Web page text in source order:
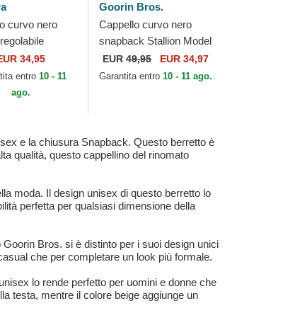
curvo nero
Leo Velour
dei New York
MLB di New...
34,95
entro 10 - 11
ago.
Goorin Bros.
Cappello curvo nero
snapback Stallion Model
No. 5741110N Rodeo
The Farm Goorin Bros.
EUR 49,95 EUR 34,97
Garantita entro 10 - 11 ago.
e la chiusura Snapback. Questo berretto è
qualità, questo cappellino del rinomato
moda. Il design unisex di questo berretto lo
perfetta per qualsiasi dimensione della
Bros. si è distinto per i suoi design unici
che per completare un look più formale.
lo rende perfetto per uomini e donne che
testa, mentre il colore beige aggiunge un